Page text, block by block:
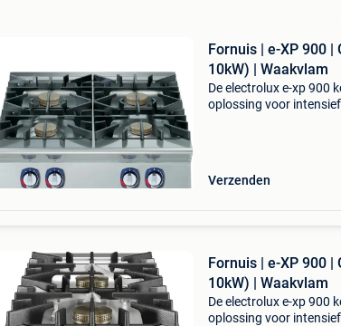
Fornuis | e-XP 900 |
10kW) | Waakvlam
De electrolux e-xp 900
oplossing voor
Verzenden
Fornuis | e-XP 900 |
10kW) | Waakvlam
De electrolux e-xp 900
oplossing voor